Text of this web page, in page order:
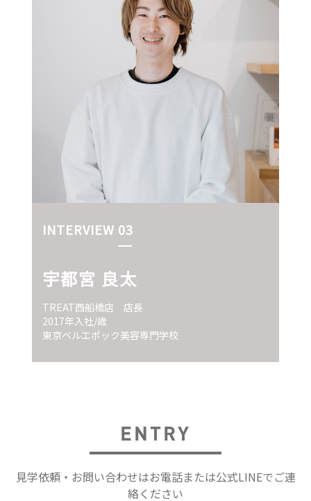
INTERVIEW 03
宇都宮 良太
TREAT西船橋店 店長
2017年入社/歳
東京ベルエポック美容専門学校
ENTRY
見学依頼・お問い合わせはお電話または公式LINEでご連
絡ください